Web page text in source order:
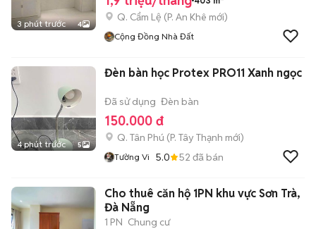
3 phút trước 4
Q. Cẩm Lệ (P. An Khê mới)
Cộng Đồng Nhà Đất
4 phút trước 5
Đèn bàn học Protex PRO11 Xanh ngọc
Đã sử dụng Đèn bàn
150.000 đ
Q. Tân Phú (P. Tây Thạnh mới)
Tường Vi 5.0 52 đã bán
Cho thuê căn hộ 1PN khu vực Sơn Trà,
Đà Nẵng
1 PN Chung cư